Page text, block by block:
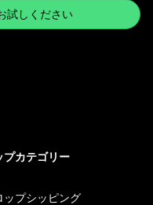
試しください
プカテゴリー
ップシッピング